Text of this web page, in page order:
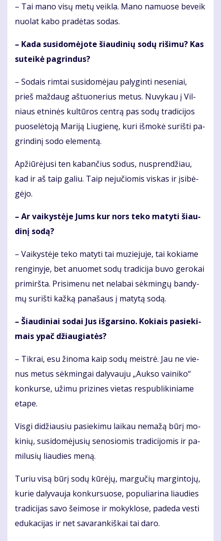
– Tai ma­no vi­sų me­tų veik­la. Ma­no na­muo­se be­veik
nuo­lat ka­bo pra­dė­tas so­das.
– Ka­da su­si­do­mė­jo­te šiau­di­nių so­dų ri­ši­mu? Kas
su­tei­kė pa­grin­dus?
– So­dais rim­tai su­si­do­mė­jau pa­ly­gin­ti ne­se­niai,
prieš maž­daug aš­tuo­ne­rius me­tus. Nu­vy­kau į Vil­
niaus et­ni­nės kul­tū­ros cen­trą pas so­dų tra­di­ci­jos
puo­se­lė­to­ją Ma­ri­ją Liu­gie­nę, ku­ri iš­mo­kė su­riš­ti pa­
grin­di­nį so­do ele­men­tą.
Ap­žiū­rė­ju­si ten ka­ban­čius so­dus, nu­spren­džiau,
kad ir aš taip ga­liu. Taip ne­ju­čio­mis vis­kas ir įsi­bė­
gė­jo.
– Ar vai­kys­tė­je Jums kur nors te­ko ma­ty­ti šiau­
di­nį so­dą?
– Vai­kys­tė­je te­ko ma­ty­ti tai mu­zie­ju­je, tai ko­kia­me
ren­gi­ny­je, bet anuo­met so­dų tra­di­ci­ja bu­vo ge­ro­kai
pri­mirš­ta. Pri­si­me­nu net ne­la­bai sėk­min­gų ban­dy­
mų su­riš­ti kaž­ką pa­na­šaus į ma­ty­tą so­dą.
– Šiau­di­niai so­dai Jus iš­gar­si­no. Ko­kiais pa­sie­ki­
mais ypač džiau­gia­tės?
– Tik­rai, esu ži­no­ma kaip so­dų meist­rė. Jau ne vie­
nus me­tus sėk­min­gai da­ly­vau­ju „Auk­so vai­ni­ko“
kon­kur­se, už­imu pri­zi­nes vie­tas res­pub­li­ki­nia­me
eta­pe.
Vis­gi di­džiau­siu pa­sie­ki­mu lai­kau ne­ma­žą bū­rį mo­
ki­nių, su­si­do­mė­ju­sių se­no­sio­mis tra­di­ci­jo­mis ir pa­
mi­lu­sių liau­dies me­ną.
Tu­riu vi­są bū­rį so­dų kū­rė­jų, mar­gu­čių mar­gin­to­jų,
ku­rie da­ly­vau­ja kon­kur­suo­se, po­pu­lia­ri­na liau­dies
tra­di­ci­jas sa­vo šei­mo­se ir mo­kyk­lo­se, pa­de­da ves­ti
edu­ka­ci­jas ir net sa­va­ran­kiš­kai tai da­ro.